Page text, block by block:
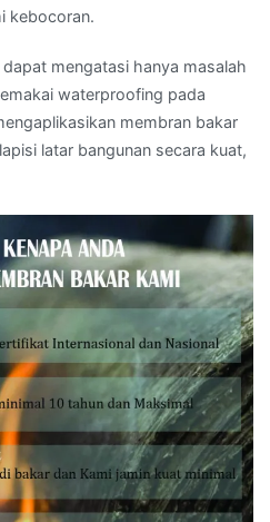
kebocoran.
mengatasi hanya masalah
waterproofing pada
membran bakar
latar bangunan secara kuat,